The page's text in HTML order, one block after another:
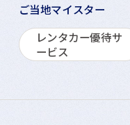
ご当地マイスター
レンタカー優待サ
ービス